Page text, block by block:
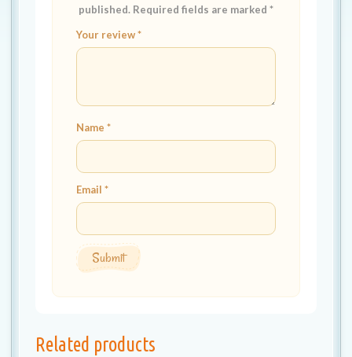
published. Required fields are marked *
Your review*
Name *
Email *
Related products